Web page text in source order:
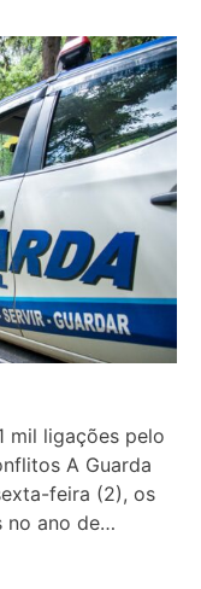
mil ligações pelo
A Guarda
feira (2), os
no ano de…